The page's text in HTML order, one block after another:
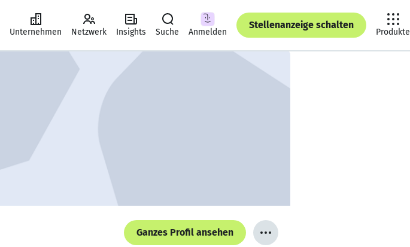
Unternehmen Netzwerk Insights Suche Anmelden
Stellenanzeige schalten
Produkte
Ganzes Profil ansehen